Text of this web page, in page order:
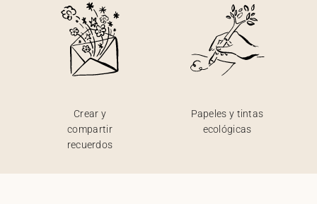
Crear y
compartir
recuerdos
Papeles y tintas
ecológicas